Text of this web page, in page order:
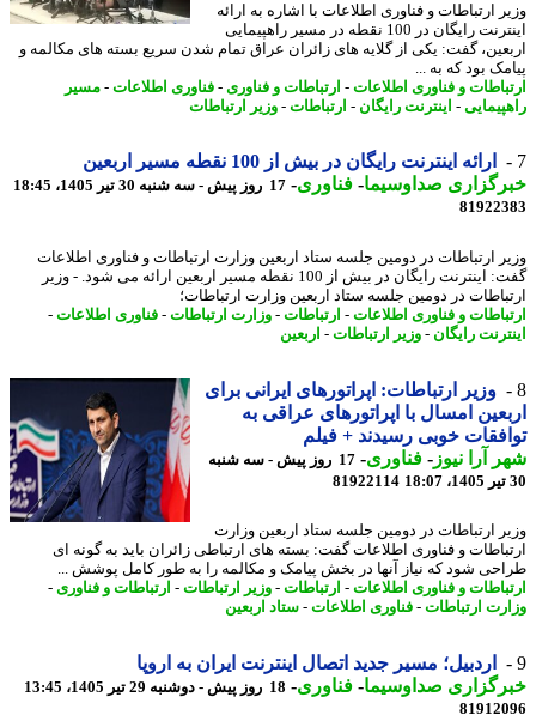
ارتباطات و فناوری اطلاعات با اشاره به ارائه
اینترنت رایگان در 100 نقطه در مسیر راهپیمایی
گفت: یکی از گلایه های زائران عراق تمام شدن سریع بسته های مکالمه و
بود که به ...
و فناوری اطلاعات-ارتباطات و فناوری- فناوری اطلاعات-مسیر
-اینترنت رایگان -ارتباطات-وزیر ارتباطات
ارائه اینترنت رایگان در بیش از 100 نقطه مسیر اربعین
صداوسیما-فناوری- 17 روز پیش - سه شنبه 30 تیر 1405، 18:45
ارتباطات در دومین جلسه ستاد اربعین وزارت ارتباطات و فناوری اطلاعات
گفت: اینترنت رایگان در بیش از 100 نقطه مسیر اربعین ارائه می شود. - وزیر
در دومین جلسه ستاد اربعین وزارت ارتباطات؛
و فناوری اطلاعات-ارتباطات-وزارت ارتباطات-فناوری اطلاعات-
رایگان -وزیر ارتباطات-اربعین
وزیر ارتباطات: اپراتورهای ایرانی برای
امسال با اپراتورهای عراقی به
خوبی رسیدند + فیلم
آرا نیوز-فناوری-
17 روز پیش - سه شنبه
81922114
ارتباطات در دومین جلسه ستاد اربعین وزارت
و فناوری اطلاعات گفت: بسته های ارتباطی زائران باید به گونه ای
شود که نیاز آنها در بخش پیامک و مکالمه را به طور کامل پوشش ...
و فناوری اطلاعات-ارتباطات-وزیر ارتباطات-ارتباطات و فناوری-
ارتباطات-فناوری اطلاعات-ستاد اربعین
اردبیل؛ مسیر جدید اتصال اینترنت ایران به اروپا
صداوسیما-فناوری- 18 روز پیش - دوشنبه 29 تیر 1405، 13:45